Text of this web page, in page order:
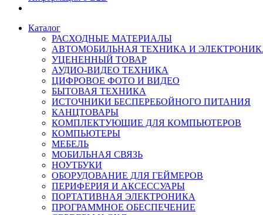
Каталог
РАСХОДНЫЕ МАТЕРИАЛЫ
АВТОМОБИЛЬНАЯ ТЕХНИКА И
УЦЕНЕННЫЙ ТОВАР
АУДИО-ВИДЕО ТЕХНИКА
ЦИФРОВОЕ ФОТО И ВИДЕО
БЫТОВАЯ ТЕХНИКА
ИСТОЧНИКИ БЕСПЕРЕБОЙНОГО ПИТАНИЯ
КАНЦТОВАРЫ
КОМПЛЕКТУЮЩИЕ ДЛЯ КОМПЬЮТЕРОВ
КОМПЬЮТЕРЫ
МЕБЕЛЬ
МОБИЛЬНАЯ СВЯЗЬ
НОУТБУКИ
ОБОРУДОВАНИЕ ДЛЯ ГЕЙМЕРОВ
ПЕРИФЕРИЯ И АКСЕССУАРЫ
ПОРТАТИВНАЯ ЭЛЕКТРОНИКА
ПРОГРАММНОЕ ОБЕСПЕЧЕНИЕ